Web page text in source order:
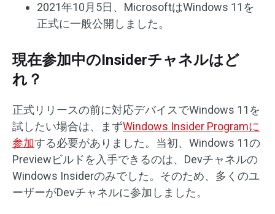
2021年10月5日、MicrosoftはWindows 11を
正式に一般公開しました。
現在参加中のInsiderチャネルはど
れ？
正式リリースの前に対応デバイスでWindows 11を
試したい場合は、まずWindows Insider Programに
参加する必要がありました。当初、Windows 11の
Previewビルドを入手できるのは、Devチャネルの
Windows Insiderのみでした。そのため、多くのユ
ーザーがDevチャネルに参加しました。